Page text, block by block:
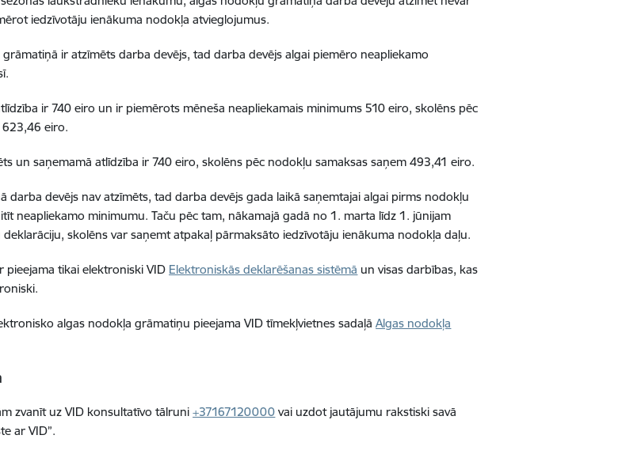
iedzīvotāju ienākuma nodokļa atvieglojumus.
ir atzīmēts darba devējs, tad darba devējs algai piemēro neapliekamo
ir 740 eiro un ir piemērots mēneša neapliekamais minimums 510 eiro, skolēns pēc
eiro.
un saņemamā atlīdzība ir 740 eiro, skolēns pēc nodokļu samaksas saņem 493,41 eiro.
darba devējs nav atzīmēts, tad darba devējs gada laikā saņemtajai algai pirms nodokļu
neapliekamo minimumu. Taču pēc tam, nākamajā gadā no 1. marta līdz 1. jūnijam
skolēns var saņemt atpakaļ pārmaksāto iedzīvotāju ienākuma nodokļa daļu.
pieejama tikai elektroniski VID Elektroniskās deklarēšanas sistēmā un visas darbības, kas
algas nodokļa grāmatiņu pieejama VID tīmekļvietnes sadaļāAlgas nodokļa
zvanīt uz VID konsultatīvo tālruni+37167120000 vai uzdot jautājumu rakstiski savā
ar VID”.